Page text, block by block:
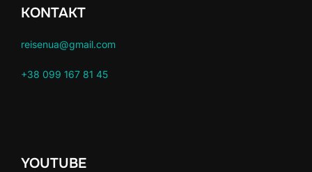
KONTAKT
reisenua@gmail.com
+38 099 167 81 45
YOUTUBE